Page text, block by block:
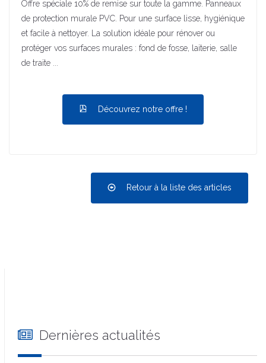
Offre spéciale 10% de remise sur toute la gamme. Panneaux
de protection murale PVC. Pour une surface lisse, hygiénique
et facile à nettoyer. La solution idéale pour rénover ou
protéger vos surfaces murales : fond de fosse, laiterie, salle
de traite ...
Découvrez notre offre !
Retour à la liste des articles
Dernières actualités